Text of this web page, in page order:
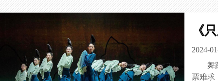
《
2024-
舞
票难求